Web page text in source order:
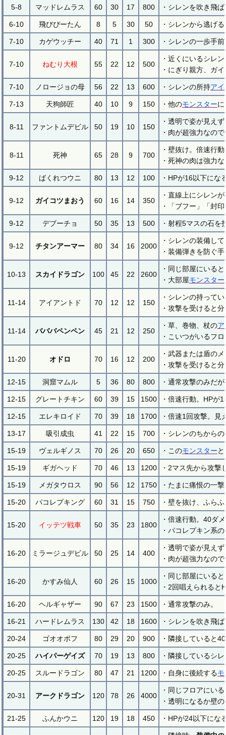
5-8 マッドレムラス 60 30 17 800 ・シレンを吹き飛
6-10 飛びぴーたん 8 5 30 50 ・シレンから逃げ
7-10 カゲウッチー 40 71 1 300 ・シレンの一歩手
7-10 ねむり大根 55 22 12 500
・近くにいるシレ
・にぎり親方、ガ
7-10 ノロージョの母 56 22 13 600 ・シレンの所持アイ
7-13 天狗師匠 40 10 9 150 ・他のモンスター
8-11 ファントムデビル 50 19 10 150
・透明で姿が見え
・肉が超強力なの
8-11 死神 65 28 9 700
・壁抜け。倍速行
・死神の肉は強力
9-12 ばくれつウニ 80 13 12 100 ・HPが16以下にな
9-12 ガイコツまおう 60 16 14 350
・直線上にシレン
・「ブフー」「封
9-12 デブーチョ 50 35 13 500 ・射程5マスの石を
9-12 チタンアーマー 80 34 16 2000
・シレンの装備し
・装備弾きを防ぐ
10-13 スカイドラゴン 100 45 22 2600
・同じ部屋にいる
・大部屋モンスター
11-14 アイアントド 70 12 12 150
・シレンの持ってい
・攻撃を受けると
11-14 バババペンペン 45 21 12 250
・草、巻物、杖のア
・こいつがいるフ
11-20 オドロ 70 16 12 200
・武器または盾の
・攻撃を受けると
12-15 洞窟マムル 5 36 80 800 ・通常攻撃のみだ
12-15 グレートチキン 60 39 15 1500 ・倍速行動。HPが
12-15 エレキロイド 70 39 18 1700 ・倍速1回攻撃。見
13-17 吸引成虫 41 22 15 700 ・シレンのちから
15-19 ヴェルギノス 70 26 20 650 ・このモンスター
15-19 ギガヘッド 70 46 13 1200 ・2マス先から攻撃
15-19 メガタウロス 90 56 12 1750 ・たまに痛恨の一
15-20 パコレプキング 60 31 15 750 ・壁を抜け、ふら
15-20 イッテツ戦車 50 35 23 1800
・倍速行動。40ダ
・パコレプキン系
16-20 ミラージュデビル 50 25 14 400
・透明で姿が見え
・肉が超強力なの
16-20 かすみ仙人 60 26 15 1000
・同じ部屋にいる
・2回唱えられると
16-20 ヘルギャザー 90 67 23 1500 ・通常攻撃のみ。
16-21 ハードレムラス 130 42 18 1600 ・シレンを吹き飛
20-24 ゴオオポフ 80 29 20 900 ・隣接していると
20-25 ハイパーゲイズ 70 19 13 800 ・隣接しているシ
20-25 スルードラゴン 80 47 21 1200 ・自身に後続する
20-31 アークドラゴン 120 78 26 4000
・同じフロアにい
・透明になるか壁
21-25 ふんかウニ 120 19 18 450 ・HPが24以下にな